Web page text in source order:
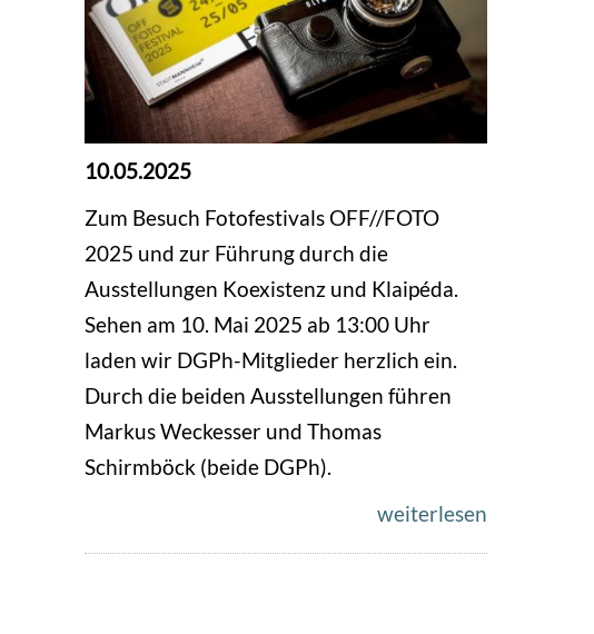
10.05.2025
Zum Besuch Fotofestivals OFF//FOTO
2025 und zur Führung durch die
Ausstellungen Koexistenz und Klaipéda.
Sehen am 10. Mai 2025 ab 13:00 Uhr
laden wir DGPh-Mitglieder herzlich ein.
Durch die beiden Ausstellungen führen
Markus Weckesser und Thomas
Schirmböck (beide DGPh).
weiterlesen